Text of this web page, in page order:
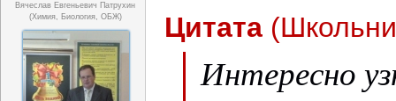
Вячеслав Евгеньевич Патрухин
(Химия, Биология, ОБЖ)
Цитата (
Интересно